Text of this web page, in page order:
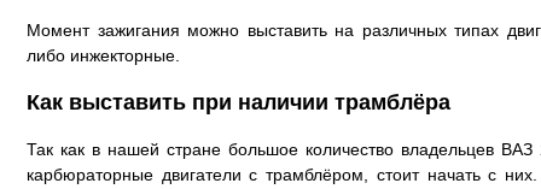
Момент зажигания можно выставить на различных типах
либо инжекторные.
Как выставить при наличии трамблёра
Так как в нашей стране большое количество владельцев
карбюраторные двигатели с трамблёром, стоит начать с